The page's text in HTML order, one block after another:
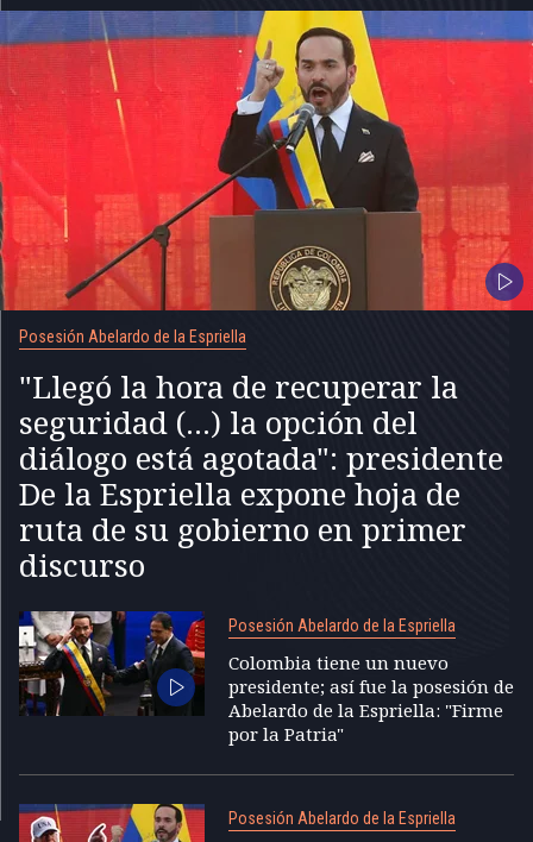
Posesión Abelardo de la Espriella
"Llegó la hora de recuperar la
seguridad (...) la opción del
diálogo está agotada": presidente
De la Espriella expone hoja de
ruta de su gobierno en primer
discurso
Posesión Abelardo de la Espriella
Colombia tiene un nuevo
presidente; así fue la posesión de
Abelardo de la Espriella: "Firme
por la Patria"
Posesión Abelardo de la Espriella